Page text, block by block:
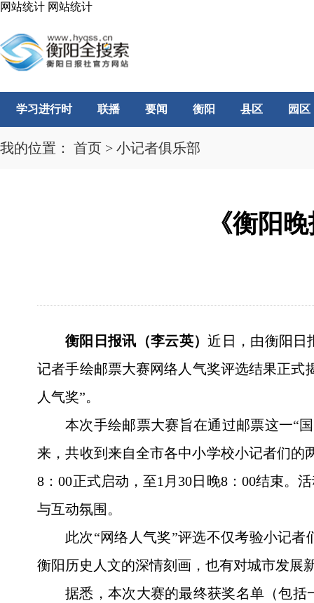
网站统计 网站统计
学习进行时 联播 要闻 衡阳 县区 园区
我的位置： 首页 > 小记者俱乐部
《衡阳
衡阳日报讯（李云英）近日，由衡阳日
记者手绘邮票大赛网络人气奖评选结果正式
人气奖”。
本次手绘邮票大赛旨在通过邮票这一“
来，共收到来自全市各中小学校小记者们的
8：00正式启动，至1月30日晚8：00结束。
与互动氛围。
此次“网络人气奖”评选不仅考验小记
衡阳历史人文的深情刻画，也有对城市发展
据悉，本次大赛的最终获奖名单（包